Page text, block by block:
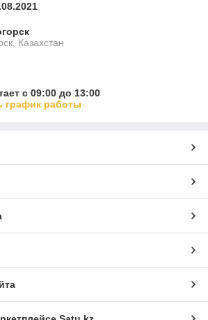
Казахстан
с 09:00 до 13:00
график работы